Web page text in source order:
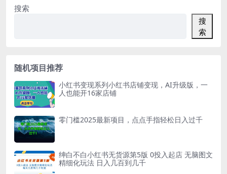
搜索
搜
索
随机项目推荐
小红书变现系列小红书店铺变现，AI升级版，一
人也能开16家店铺
零门槛2025最新项目，点点手指轻松日入过千
绅白不白小红书无货源第5版 0投入起店 无脑图文
精细化玩法 日入几百到几千